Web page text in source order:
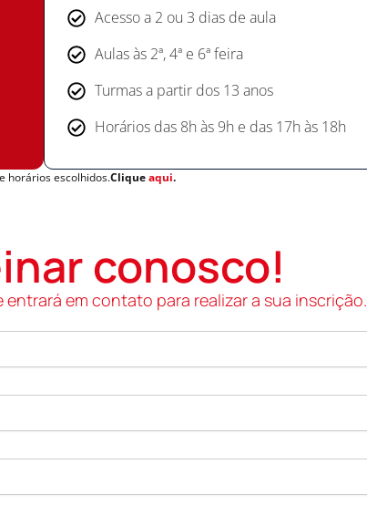
Acesso a 2 ou 3 dias de aula
Aulas às 2ª, 4ª e 6ª feira
Turmas a partir dos 13 anos
Horários das 8h às 9h e das 17h às 18h
horários escolhidos.Cliqueaqui.
conosco!
em contato para realizar a sua inscrição.